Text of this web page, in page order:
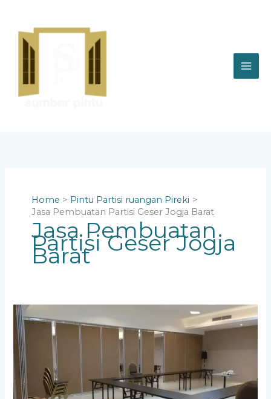
content
Home
Pintu Partisi ruangan Pireki
Jasa Pembuatan Partisi Geser Jogja Barat
Jasa Pembuatan
Partisi Geser Jogja
Barat
Bagaimana
Proses
Pembuatan
Partisi
Geser